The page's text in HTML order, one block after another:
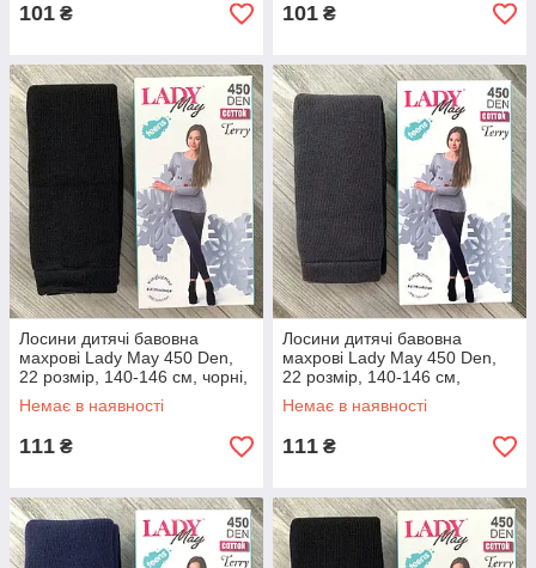
101 ₴ 101 ₴
Лосини дитячі бавовна
махрові Lady May 450 Den,
22 розмір, 140-146 см, чорні,
07586
Немає в наявності
111 ₴
Лосини дитячі бавовна
махрові Lady May 450 Den,
22 розмір, 140-146 см,
темно-сірі, 07587
Немає в наявності
111 ₴